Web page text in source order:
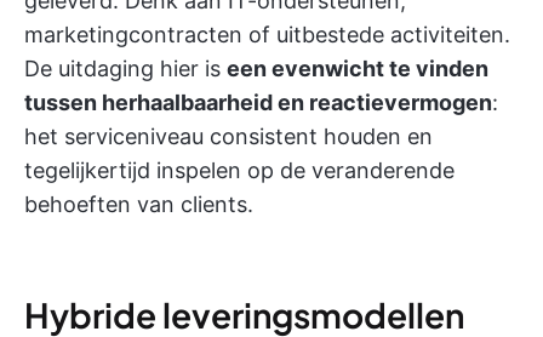
marketingcontracten of uitbestede activiteiten.
De uitdaging hier is een evenwicht te vinden
tussen herhaalbaarheid en reactievermogen:
het serviceniveau consistent houden en
tegelijkertijd inspelen op de veranderende
behoeften van clients.
Hybride leveringsmodellen